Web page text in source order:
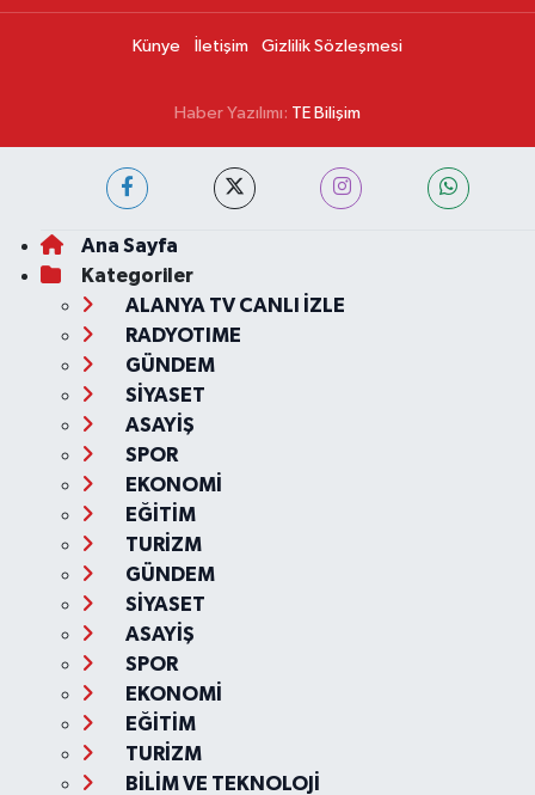
Künye İletişim Gizlilik Sözleşmesi
Haber Yazılımı: TE Bilişim
Ana Sayfa
Kategoriler
ALANYA TV CANLI İZLE
RADYOTIME
GÜNDEM
SİYASET
ASAYİŞ
SPOR
EKONOMİ
EĞİTİM
TURİZM
GÜNDEM
SİYASET
ASAYİŞ
SPOR
EKONOMİ
EĞİTİM
TURİZM
BİLİM VE TEKNOLOJİ